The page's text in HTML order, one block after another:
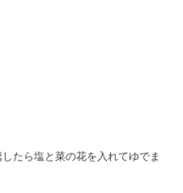
たら塩と菜の花を入れてゆでま